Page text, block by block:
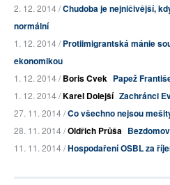
2. 12. 2014 /Chudoba je nejničivější,
normální
1. 12. 2014 /Protiimigrantská mánie
ekonomikou
1. 12. 2014 /Boris Cvek Papež
1. 12. 2014 /Karel Dolejší Zachránci
27. 11. 2014 /Co všechno nejsou
28. 11. 2014 /Oldřich Průša
11. 11. 2014 /Hospodaření OSBL za